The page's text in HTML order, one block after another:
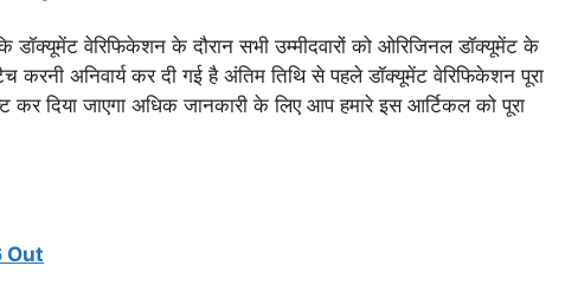
डॉक्यूमेंट वेरिफिकेशन के दौरान सभी उम्मीदवारों को ओरिजिनल डॉक्यूमेंट के
अनिवार्य कर दी गई है अंतिम तिथि से पहले डॉक्यूमेंट वेरिफिकेशन पूरा
कर दिया जाएगा अधिक जानकारी के लिए आप हमारे इस आर्टिकल को पूरा
Out